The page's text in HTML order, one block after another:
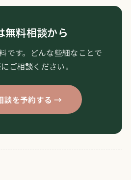
無料相談から
です。どんな些細なことで
ご相談ください。
談を予約する →